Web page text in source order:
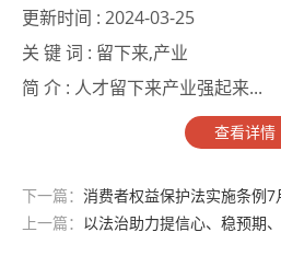
更新时间 : 2024-03-25
关 键 词 : 留下来,产业
简 介 : 人才留下来产业强起来...
查看详情
下一篇： 消费者权益保护法实施条例7
上一篇： 以法治助力提信心、稳预期